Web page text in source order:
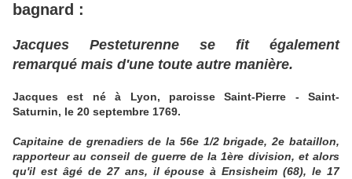
bagnard :
Jacques Pesteturenne se fit également
remarqué mais d'une toute autre manière.
Jacques est né à Lyon, paroisse Saint-Pierre - Saint-
Saturnin, le 20 septembre 1769.
Capitaine de grenadiers de la 56e 1/2 brigade, 2e bataillon,
rapporteur au conseil de guerre de la 1ère division, et alors
qu'il est âgé de 27 ans, il épouse à Ensisheim (68), le 17